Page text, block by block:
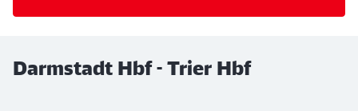
Darmstadt Hbf - Trier Hbf